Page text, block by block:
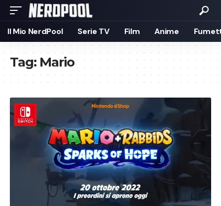
Il Mio NerdPool Serie TV Film Anime
Tag: Mario